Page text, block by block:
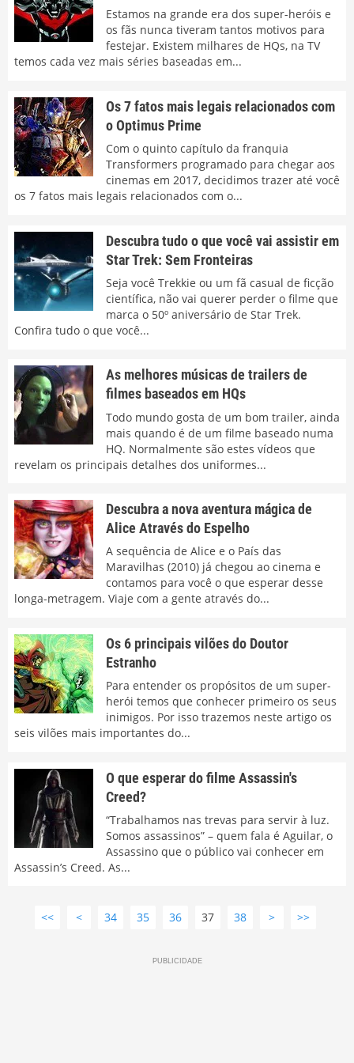
Estamos na grande era dos super-heróis e
os fãs nunca tiveram tantos motivos para
festejar. Existem milhares de HQs, na TV
temos cada vez mais séries baseadas em...
Os 7 fatos mais legais relacionados com
o Optimus Prime
Com o quinto capítulo da franquia
Transformers programado para chegar aos
cinemas em 2017, decidimos trazer até você
os 7 fatos mais legais relacionados com o...
Descubra tudo o que você vai assistir em
Star Trek: Sem Fronteiras
Seja você Trekkie ou um fã casual de ficção
científica, não vai querer perder o filme que
marca o 50º aniversário de Star Trek.
Confira tudo o que você...
As melhores músicas de trailers de
filmes baseados em HQs
Todo mundo gosta de um bom trailer, ainda
mais quando é de um filme baseado numa
HQ. Normalmente são estes vídeos que
revelam os principais detalhes dos uniformes...
Descubra a nova aventura mágica de
Alice Através do Espelho
A sequência de Alice e o País das
Maravilhas (2010) já chegou ao cinema e
contamos para você o que esperar desse
longa-metragem. Viaje com a gente através do...
Os 6 principais vilões do Doutor
Estranho
Para entender os propósitos de um super-
herói temos que conhecer primeiro os seus
inimigos. Por isso trazemos neste artigo os
seis vilões mais importantes do...
O que esperar do filme Assassin's
Creed?
“Trabalhamos nas trevas para servir à luz.
Somos assassinos” – quem fala é Aguilar, o
Assassino que o público vai conhecer em
Assassin’s Creed. As...
<< < 34 35 36 37 38 > >>